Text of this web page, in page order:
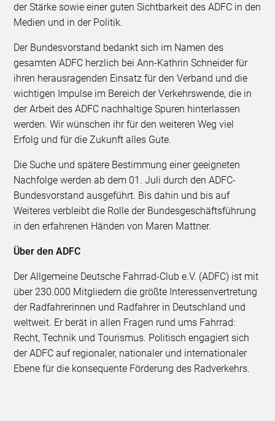
der Stärke sowie einer guten Sichtbarkeit des ADFC in den
Medien und in der Politik.
Der Bundesvorstand bedankt sich im Namen des
gesamten ADFC herzlich bei Ann-Kathrin Schneider für
ihren herausragenden Einsatz für den Verband und die
wichtigen Impulse im Bereich der Verkehrswende, die in
der Arbeit des ADFC nachhaltige Spuren hinterlassen
werden. Wir wünschen ihr für den weiteren Weg viel
Erfolg und für die Zukunft alles Gute.
Die Suche und spätere Bestimmung einer geeigneten
Nachfolge werden ab dem 01. Juli durch den ADFC-
Bundesvorstand ausgeführt. Bis dahin und bis auf
Weiteres verbleibt die Rolle der Bundesgeschäftsführung
in den erfahrenen Händen von Maren Mattner.
Über den ADFC
Der Allgemeine Deutsche Fahrrad-Club e.V. (ADFC) ist mit
über 230.000 Mitgliedern die größte Interessenvertretung
der Radfahrerinnen und Radfahrer in Deutschland und
weltweit. Er berät in allen Fragen rund ums Fahrrad:
Recht, Technik und Tourismus. Politisch engagiert sich
der ADFC auf regionaler, nationaler und internationaler
Ebene für die konsequente Förderung des Radverkehrs.